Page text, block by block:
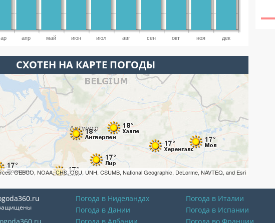
апр май июн июл авг сен окт ноя дек
СХОТЕН НА КАРТЕ ПОГОДЫ
GEBCO, NOAA, CHS, OSU, UNH, CSUMB, National Geographic, DeLorme, NAVTEQ, and Esri
Погода в Ниделандах Погода в Италии
Погода в Дании
Погода в Испании